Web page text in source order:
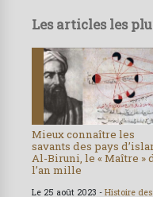
Les articles les
Mieux connaître les
savants des pays
Al-Biruni, le « Maître »
l’an mille
Le 25 août 2023 - Histoire des